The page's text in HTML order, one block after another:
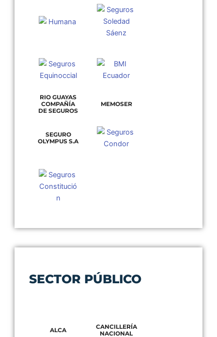
SECTOR PÚBLICO
ALCA
CANCILLERÍA
NACIONAL
RIO GUAYAS
COMPAÑÍA
DE SEGUROS
MEMOSER
SEGURO
OLYMPUS S.A